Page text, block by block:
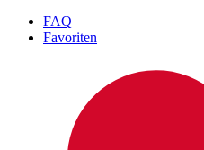
FAQ
Favoriten